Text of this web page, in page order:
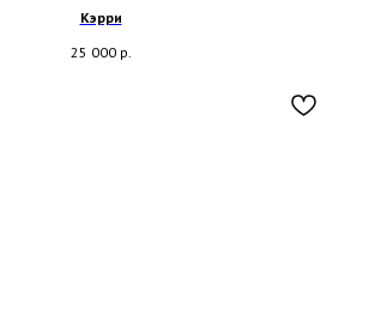
Кэрри
25 000 р.